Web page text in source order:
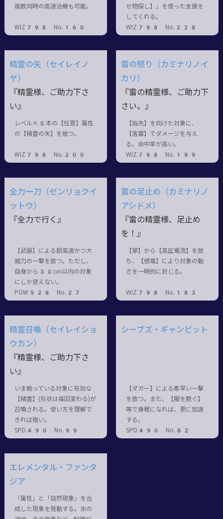
複数同時の高速治療も可能。
WIZ798 No.160
せ物探し】」を使った支援を
してくれる。
WIZ798 No.228
精霊の矢（セイレイノ
ヤ）
『精霊様、ご助力下さ
い』
レベル×5本の【任意】属性
の【精霊の矢】を放つ。
WIZ798 No.200
雷の怒り（カミナリノイ
カリ）
『雷の精霊様、ご助力下
さい。』
【指先】を向けた対象に、
【落雷】でダメージを与え
る。命中率が高い。
WIZ798 No.199
全力一刀（ゼンリョクイ
ットウ）
『全力で行く』
【武器】による超高速かつ大
威力の一撃を放つ。ただし、
自身から30cm以内の対象
にしか使えない。
POW528 No.27
雷の足止め（カミナリノ
アシドメ）
『雷の精霊様、足止め
を！』
【掌】から【高圧電流】を放
ち、【感電】により対象の動
きを一時的に封じる。
WIZ798 No.183
精霊召喚（セイレイショ
ウカン）
『精霊様、ご助力下さ
い』
いま戦っている対象に有効な
【精霊】(形状は毎回変わる)が
召喚される。使い方を理解で
きれば強い。
SPD490 No.99
シーブズ・ギャンビット
【ダガー】による素早い一撃
を放つ。また、【服を脱ぐ】
等で身軽になれば、更に加速
する。
SPD490 No.82
エレメンタル・ファンタ
ジア
「属性」と「自然現象」を合
成した現象を発動する。氷の